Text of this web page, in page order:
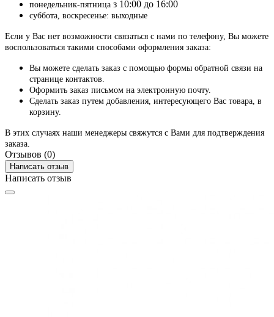
понедельник-пятница з 10:00 до 16:00
суббота, воскресенье: выходные
Если у Вас нет возможности связаться с нами по телефону, Вы можете
воспользоваться такими способами оформления заказа:
Вы можете сделать заказ с помощью формы обратной связи на
странице контактов.
Оформить заказ письмом на электронную почту.
Сделать заказ путем добавления, интересующего Вас товара, в
корзину.
В этих случаях наши менеджеры свяжутся с Вами для подтверждения
заказа.
Отзывов (0)
Написать отзыв
Написать отзыв